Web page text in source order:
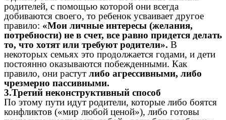
родителей, с помощью которой они всегда
добиваются своего, то ребенок усваивает другое
правило: «Мои личные интересы (желания,
потребности) не в счет, все равно придется делать
то, что хотят или требуют родители». В
некоторых семьях это продолжается годами, и дети
постоянно оказываются побежденными. Как
правило, они растут либо агрессивными, либо
чрезмерно пассивными.
3.Третий неконструктивный способ
По этому пути идут родители, которые либо боятся
конфликтов («мир любой ценой»), либо готовы